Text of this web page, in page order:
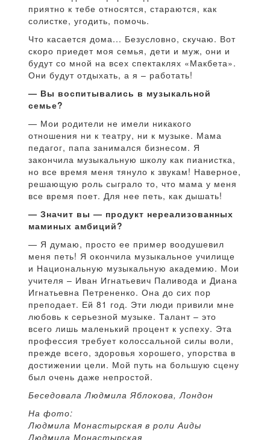
приятно к тебе относятся, стараются, как
солистке, угодить, помочь.
Что касается дома... Безусловно, скучаю. Вот
скоро приедет моя семья, дети и муж, они и
будут со мной на всех спектаклях «Макбета».
Они будут отдыхать, а я – работать!
— Вы воспитывались в музыкальной
семье?
— Мои родители не имели никакого
отношения ни к театру, ни к музыке. Мама
педагог, папа занимался бизнесом. Я
закончила музыкальную школу как пианистка,
но все время меня тянуло к звукам! Наверное,
решающую роль сыграло то, что мама у меня
все время поет. Для нее петь, как дышать!
— Значит вы — продукт нереализованных
маминых амбиций?
— Я думаю, просто ее пример воодушевил
меня петь! Я окончила музыкальное училище
и Национальную музыкальную академию. Мои
учителя – Иван Игнатьевич Паливода и Диана
Игнатьевна Петрененко. Она до сих пор
преподает. Ей 81 год. Эти люди привили мне
любовь к серьезной музыке. Талант – это
всего лишь маленький процент к успеху. Эта
профессия требует колоссальной силы воли,
прежде всего, здоровья хорошего, упорства в
достижении цели. Мой путь на большую сцену
был очень даже непростой.
Беседовала Людмила Яблокова, Лондон
На фото:
Людмила Монастырская в роли Аиды
Людмила Монастырская